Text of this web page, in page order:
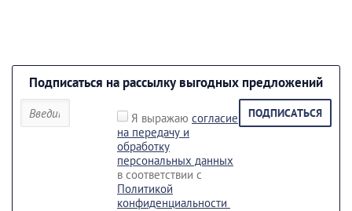
Подписаться на рассылку выгодных предложений
Я выражаю согласие
на передачу и
обработку
персональных данных
в соответствии с
Политикой
конфиденциальности
ПОДПИСАТЬСЯ